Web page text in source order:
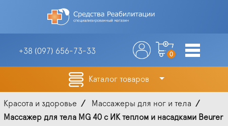
+38 (097) 656-73-33 0
Каталог товаров
Красота и здоровье
Массажеры для ног и тела
Массажер для тела MG 40 с ИК теплом и насадками Beurer